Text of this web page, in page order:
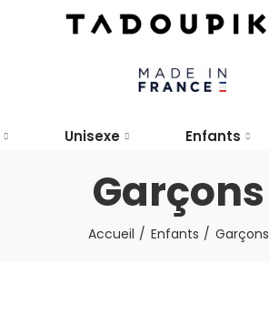
Unisexe Enfants
Garçons
Accueil Enfants Garçons